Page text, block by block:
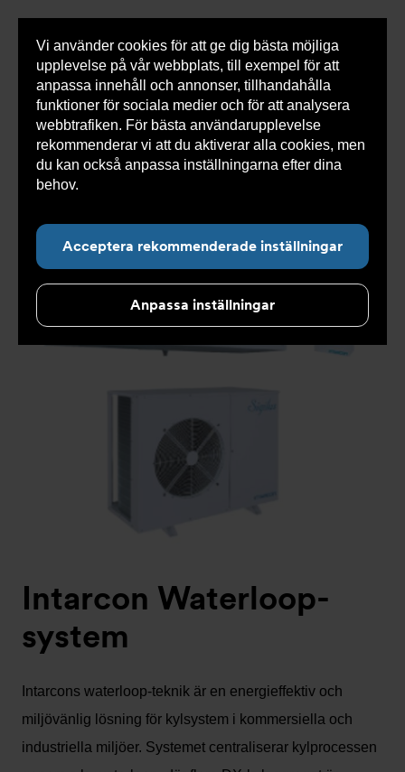
Vi använder cookies för att ge dig bästa möjliga
upplevelse på vår webbplats, till exempel för att
anpassa innehåll och annonser, tillhandahålla
funktioner för sociala medier och för att analysera
webbtrafiken. För bästa användarupplevelse
rekommenderar vi att du aktiverar alla cookies, men
du kan också anpassa inställningarna efter dina
behov.
Acceptera rekommenderade inställningar
Anpassa inställningar
0 varorSnabborder
Du
här:
Armatec > Produkter > Kyla >
Kompressorer och
aggregat
> Waterloop > Intarcon Waterloop-system
Intarcon Waterloop-
system
Intarcons waterloop-teknik är en energieffektiv och
miljövänlig lösning för kylsystem i kommersiella och
industriella miljöer. Systemet centraliserar kylprocessen